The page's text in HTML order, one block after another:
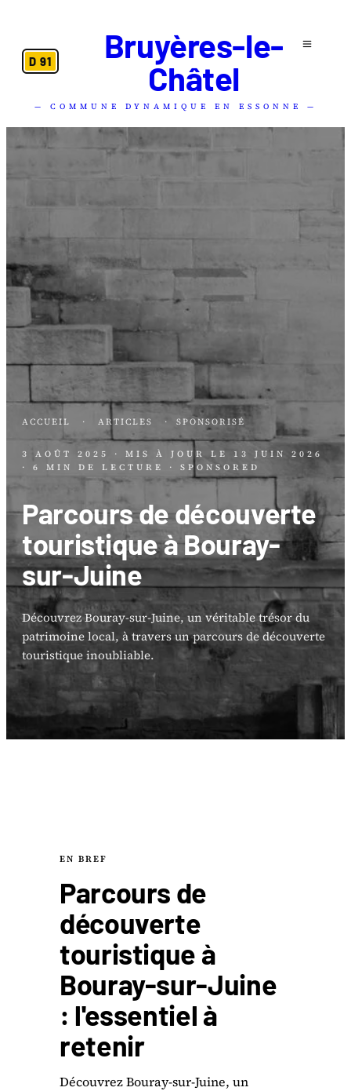
D 91
Bruyères-le-
Châtel
— COMMUNE DYNAMIQUE EN ESSONNE —
ACCUEIL · ARTICLES · SPONSORISÉ
3 AOÛT 2025 · MIS À JOUR LE 13 JUIN 2026
· 6 MIN DE LECTURE
· SPONSORED
Parcours de découverte
touristique à Bouray-
sur-Juine
Découvrez Bouray-sur-Juine, un véritable trésor du
patrimoine local, à travers un parcours de découverte
touristique inoubliable.
EN BREF
Parcours de
découverte
touristique à
Bouray-sur-Juine
: l'essentiel à
retenir
Découvrez Bouray-sur-Juine, un